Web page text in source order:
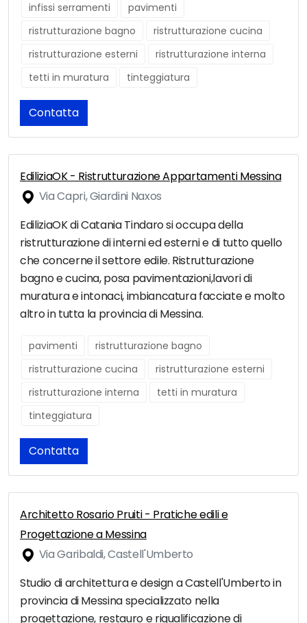
infissi serramenti
pavimenti
ristrutturazione bagno
ristrutturazione cucina
ristrutturazione esterni
ristrutturazione interna
tetti in muratura
tinteggiatura
Contatta
EdiliziaOK - Ristrutturazione Appartamenti Messina
Via Capri, Giardini Naxos
EdiliziaOK di Catania Tindaro si occupa della
ristrutturazione di interni ed esterni e di tutto quello
che concerne il settore edile. Ristrutturazione
bagno e cucina, posa pavimentazioni,lavori di
muratura e intonaci, imbiancatura facciate e molto
altro in tutta la provincia di Messina.
pavimenti
ristrutturazione bagno
ristrutturazione cucina
ristrutturazione esterni
ristrutturazione interna
tetti in muratura
tinteggiatura
Contatta
Architetto Rosario Pruiti - Pratiche edili e
Progettazione a Messina
Via Garibaldi, Castell'Umberto
Studio di architettura e design a Castell'Umberto in
provincia di Messina specializzato nella
progettazione, restauro e riqualificazione di